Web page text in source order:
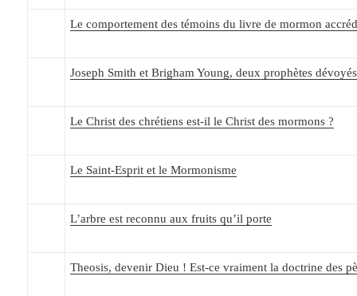
Le comportement des témoins du livre de mormon
Joseph Smith et Brigham Young, deux prophètes dévoyés
Le Christ des chrétiens est-il le Christ des mormons ?
Le Saint-Esprit et le Mormonisme
L’arbre est reconnu aux fruits qu’il porte
Theosis, devenir Dieu ! Est-ce vraiment la doctrine des